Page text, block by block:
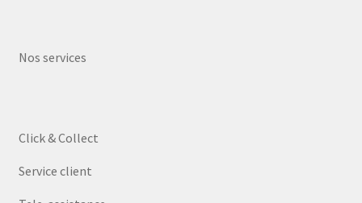
Nos services
Click & Collect
Service client